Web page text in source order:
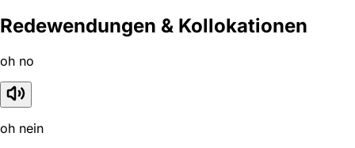
Redewendungen & Kollokationen
oh no
oh nein